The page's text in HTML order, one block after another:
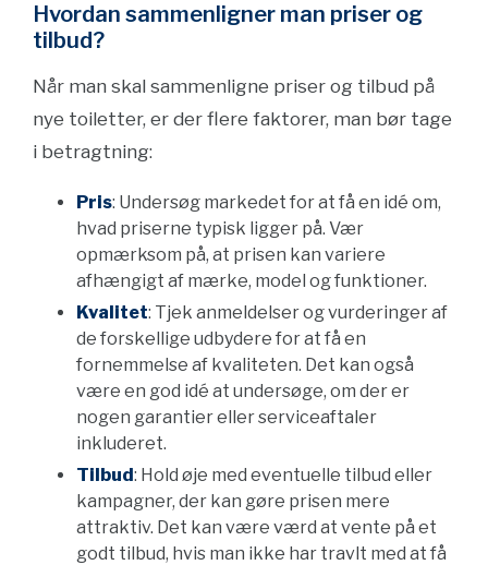
Hvordan sammenligner man priser og
tilbud?
Når man skal sammenligne priser og tilbud på
nye toiletter, er der flere faktorer, man bør tage
i betragtning:
Pris: Undersøg markedet for at få en idé om,
hvad priserne typisk ligger på. Vær
opmærksom på, at prisen kan variere
afhængigt af mærke, model og funktioner.
Kvalitet: Tjek anmeldelser og vurderinger af
de forskellige udbydere for at få en
fornemmelse af kvaliteten. Det kan også
være en god idé at undersøge, om der er
nogen garantier eller serviceaftaler
inkluderet.
Tilbud: Hold øje med eventuelle tilbud eller
kampagner, der kan gøre prisen mere
attraktiv. Det kan være værd at vente på et
godt tilbud, hvis man ikke har travlt med at få